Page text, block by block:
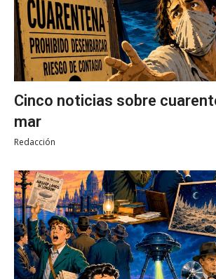
Cinco noticias sobre
mar
Redacción